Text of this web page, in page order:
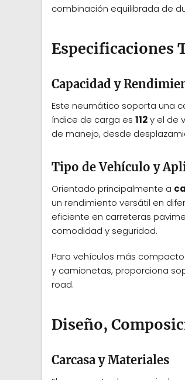
combinación equilibrada de
Especificaciones
Capacidad y
Este neumático soporta una
índice de carga es 112y el de
de manejo, desde
Tipo de Vehículo y
Orientado principalmente a
un rendimiento versátil en
eficiente en carreteras
comodidad y seguridad.
Para vehículos más
y camionetas, proporciona
road.
Diseño,
Carcasa y Materiales